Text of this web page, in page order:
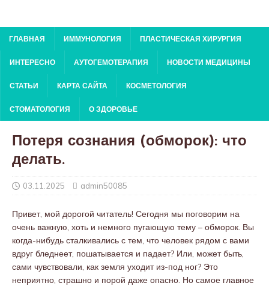
ГЛАВНАЯ ИММУНОЛОГИЯ ПЛАСТИЧЕСКАЯ ХИРУРГИЯ
ИНТЕРЕСНО АУТОГЕМОТЕРАПИЯ НОВОСТИ МЕДИЦИНЫ
СТАТЬИ КАРТА САЙТА КОСМЕТОЛОГИЯ
СТОМАТОЛОГИЯ О ЗДОРОВЬЕ
Потеря сознания (обморок): что
делать.
03.11.2025 admin50085
Привет, мой дорогой читатель! Сегодня мы поговорим на
очень важную, хоть и немного пугающую тему – обморок. Вы
когда-нибудь сталкивались с тем, что человек рядом с вами
вдруг бледнеет, пошатывается и падает? Или, может быть,
сами чувствовали, как земля уходит из-под ног? Это
неприятно, страшно и порой даже опасно. Но самое главное